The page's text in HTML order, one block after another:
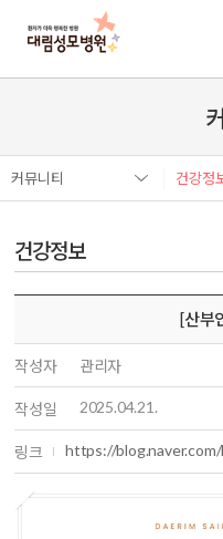
커뮤니티 건강정
건강정보
[산부
작성자 관리자
작성일 2025.04.21.
링크 https://